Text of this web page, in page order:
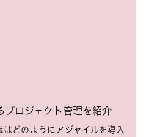
プロジェクト管理を紹介
どのようにアジャイルを導入